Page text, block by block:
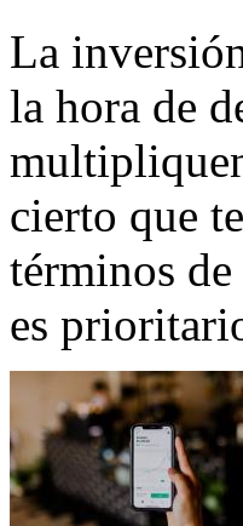
La
la hora de
cierto que
términos de
es